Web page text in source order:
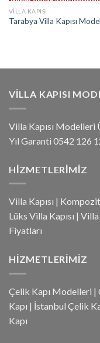
VILLA KAPISI
Tarabya Villa Kapısı
VILLA KAPISI
Villa Kapısı
Yıl Garanti 0542 126
HIZMETLERIMIZ
Villa Kapısı | Kompozit
Lüks Villa Kapısı | Villa
Fiyatları
HIZMETLERIMIZ
Çelik Kapı Modelleri |
Kapı | İstanbul Çelik
Kapı